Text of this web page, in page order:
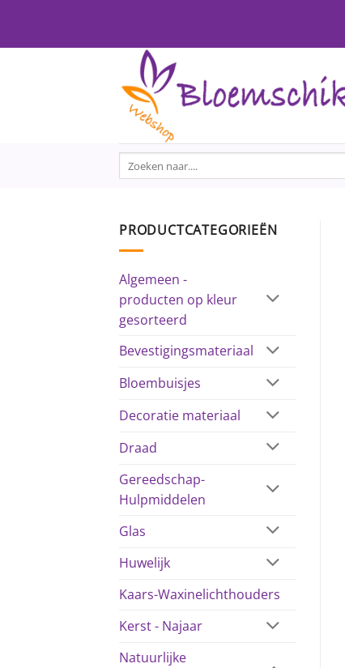
inhoud
Zoeken
naar:
PRODUCTCATEGORIEËN
Algemeen -
producten op kleur
gesorteerd
Bevestigingsmateriaal
Bloembuisjes
Decoratie materiaal
Draad
Gereedschap-
Hulpmiddelen
Glas
Huwelijk
Kaars-Waxinelichthouders
Kerst - Najaar
Natuurlijke